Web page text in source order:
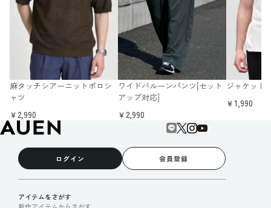
麻タッチシアーニットポロシ
ャツ
￥2,990
ワイドバルーンパンツ[セット
アップ対応]
￥2,990
ジャケット
￥1,990
ログイン 会員登録
アイテムをさがす